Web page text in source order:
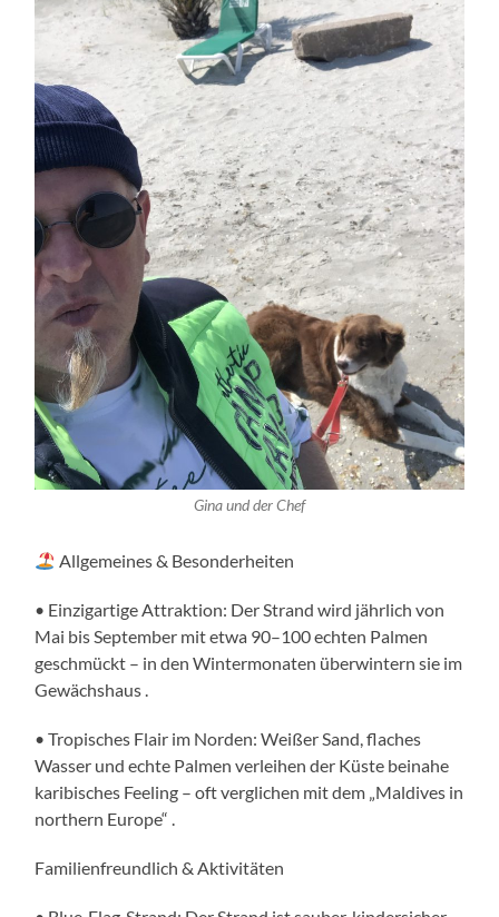
Gina und der Chef
Allgemeines & Besonderheiten
• Einzigartige Attraktion: Der Strand wird jährlich von
Mai bis September mit etwa 90–100 echten Palmen
geschmückt – in den Wintermonaten überwintern sie im
Gewächshaus .
• Tropisches Flair im Norden: Weißer Sand, flaches
Wasser und echte Palmen verleihen der Küste beinahe
karibisches Feeling – oft verglichen mit dem „Maldives in
northern Europe“ .
Familienfreundlich & Aktivitäten